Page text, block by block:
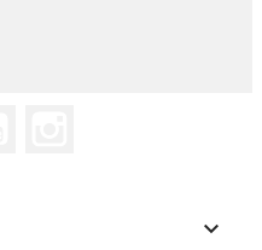
